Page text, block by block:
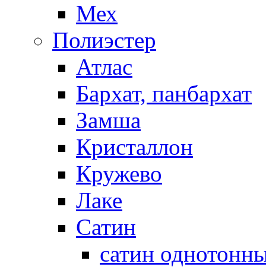
Мех
Полиэстер
Атлас
Бархат, панбархат
Замша
Кристаллон
Кружево
Лаке
Сатин
сатин